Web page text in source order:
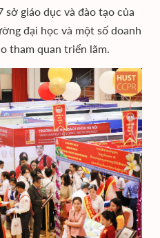
sở giáo dục và đào tạo của
đại học và một số doanh
tham quan triển lãm.